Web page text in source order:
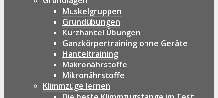
Muskelgruppen
Grundübungen
Kurzhantel Übungen
Ganzkörpertraining ohne Geräte
Hanteltraining
Makronährstoffe
Mikronährstoffe
Klimmzüge lernen